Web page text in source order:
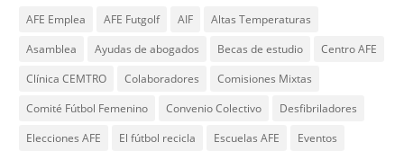
AFE Emplea AFE Futgolf AIF
Altas Temperaturas
Asamblea
Ayudas de abogados Becas de estudio
Centro AFE
Clínica CEMTRO
Colaboradores
Comisiones Mixtas
Comité Fútbol Femenino
Convenio Colectivo
Desfibriladores
Elecciones AFE
El fútbol recicla Escuelas AFE
Eventos